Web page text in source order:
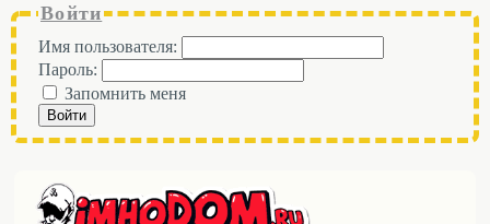
Войти
Имя пользователя:
Пароль:
Запомнить меня
Войти